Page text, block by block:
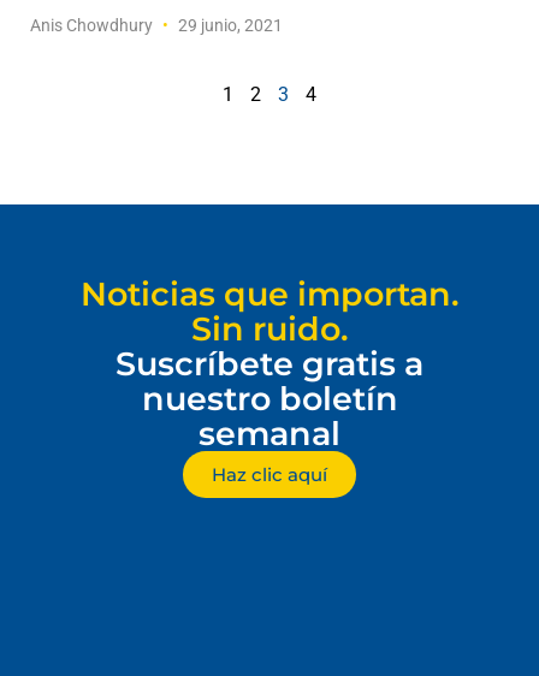
Anis Chowdhury 29 junio, 2021
1 2 3 4
Noticias que importan.
Sin ruido.
Suscríbete gratis a
nuestro boletín
semanal
Haz clic aquí